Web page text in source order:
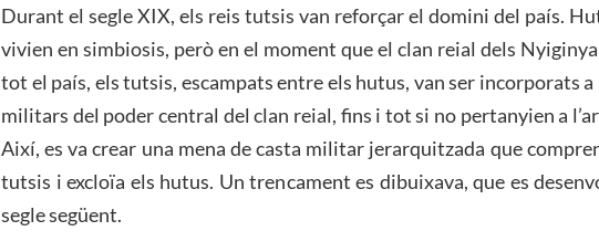
Durant el segle XIX, els reis tutsis van reforçar el domini del país.
vivien en simbiosis, però en el moment que el clan reial dels
tot el país, els tutsis, escampats entre els hutus, van ser incorporats
militars del poder central del clan reial, fins i tot si no pertanyien a
Així, es va crear una mena de casta militar jerarquitzada que
tutsis i excloïa els hutus. Un trencament es dibuixava, que es
segle següent.